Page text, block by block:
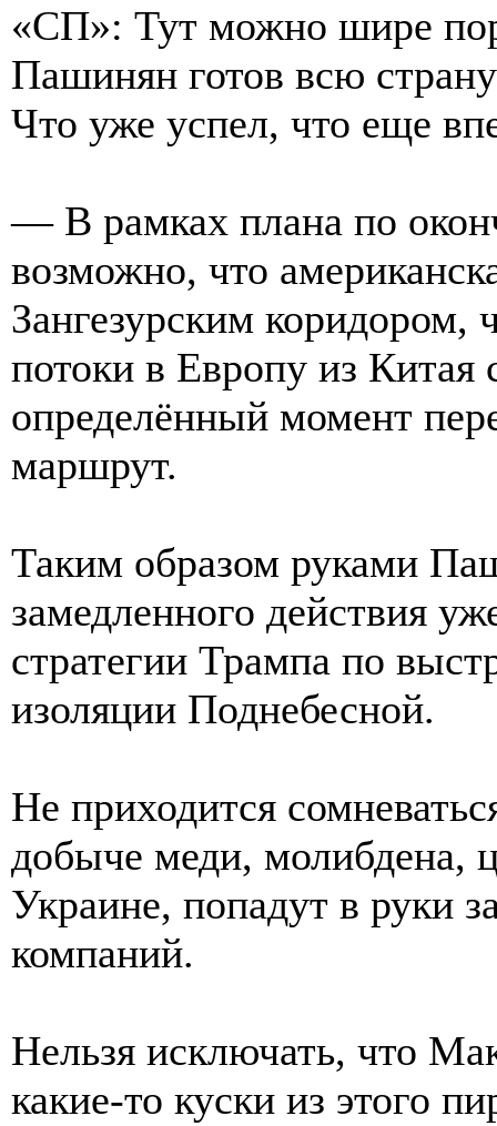
«СП»: Тут можно шире
Пашинян готов всю
Что уже успел, что еще
— В рамках плана по
возможно, что
Зангезурским коридором,
потоки в Европу из Китая
определённый момент
маршрут.
Таким образом руками
замедленного действия
стратегии Трампа по
изоляции Поднебесной.
Не приходится
добыче меди, молибдена,
Украине, попадут в руки
компаний.
Нельзя исключать, что
какие-то куски из этого